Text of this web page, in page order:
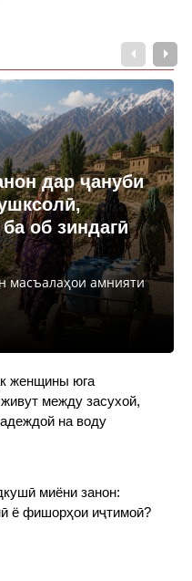
дар ҷануби
об зиндагӣ
масъалаҳои амнияти
женщины юга
между засухой,
на воду
миёни занон:
ё фишорҳои иҷтимоӣ?